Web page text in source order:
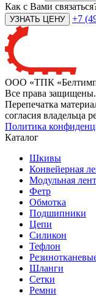
Как с Вами
+7
ООО «ТПК
Все права защищены.
Перепечатка
согласия владельца
Политика
Каталог
Шкивы
Конвейерная
Модульная
Фетр
Обмотка
Подшипники
Цепи
Силикон
Тефлон
Шланги
Сетки
Ремни